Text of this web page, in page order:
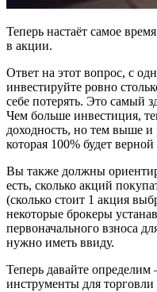
Теперь настаёт самое
в акции.
Ответ на этот вопрос, с
инвестируйте ровно
себе потерять. Это самый
Чем больше инвестиция,
доходность, но тем выше
которая 100% будет
Вы также должны
есть, сколько акций
(сколько стоит 1 акция
некоторые брокеры
первоначального взноса
нужно иметь ввиду.
Теперь давайте
инструменты для торговли